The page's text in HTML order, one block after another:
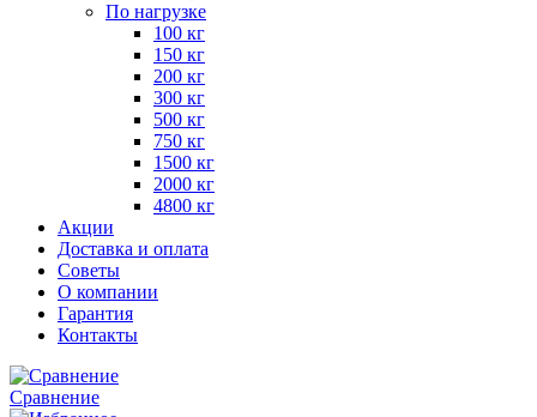
По нагрузке
100 кг
150 кг
200 кг
300 кг
500 кг
750 кг
1500 кг
2000 кг
4800 кг
Акции
Доставка и оплата
Советы
О компании
Гарантия
Контакты
Сравнение